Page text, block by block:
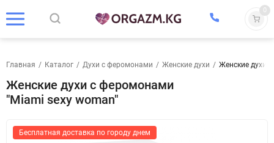
0
Главная / Каталог / Духи с феромонами / Женские духи / Женские духи
Женские духи с феромонами
"Miami sexy woman"
Бесплатная доставка по городу днем